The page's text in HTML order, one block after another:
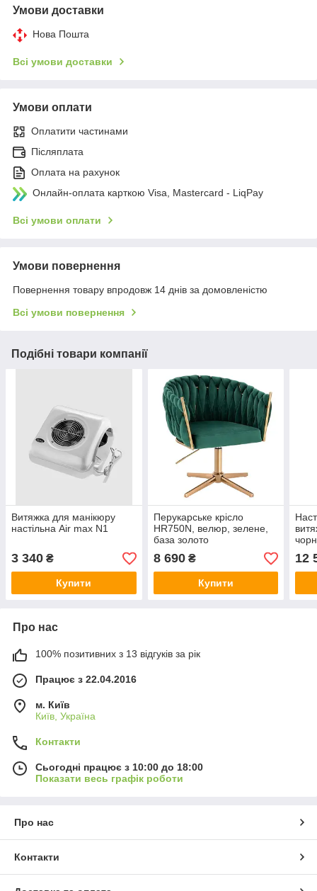
Умови доставки
Нова Пошта
Всі умови доставки
Умови оплати
Оплатити частинами
Післяплата
Оплата на рахунок
Онлайн-оплата карткою Visa, Mastercard - LiqPay
Всі умови оплати
Умови повернення
Повернення товару впродовж 14 днів за домовленістю
Всі умови повернення
Подібні товари компанії
Витяжка для манікюру
настільна Air max N1
3 340 ₴
Купити
Перукарське крісло
HR750N, велюр, зелене,
база золото
8 690₴
Купити
12
Про нас
100% позитивних з 13 відгуків за рік
Працює з 22.04.2016
м. Київ
Київ, Україна
Контакти
Сьогодні працює з 10:00 до 18:00
Показати весь графік роботи
Про нас
Контакти